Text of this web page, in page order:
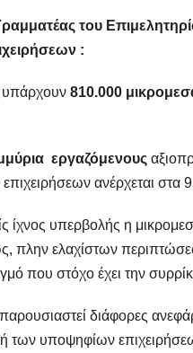
του
:
810.000
εργαζόμενους
ανέρχεται στα
ίχνος υπερβολής η
πλην ελαχίστων
που στόχο έχει την
διάφορες
των υποψηφίων